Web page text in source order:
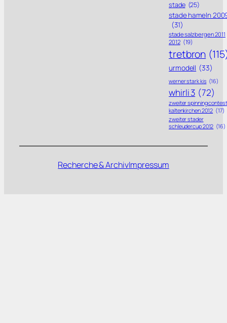
stade (25)
stade hameln
(31)
stade salzbergen 2011
2012 (19)
tretbron
urmodell (33)
werner stark kis (16)
whirli 3 (72)
zweiter spinning contest
kaltenkirchen 2012 (17)
zweiter stader
schleudercup 2012 (16)
Recherche & ArchivImpressum